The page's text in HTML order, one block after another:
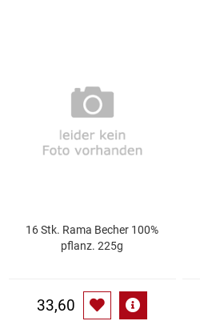
Tischkultur
Trocken-/Backfrüchte
Waffeln / Kekse
16 Stk. Rama Becher 100%
pflanz. 225g
33,60